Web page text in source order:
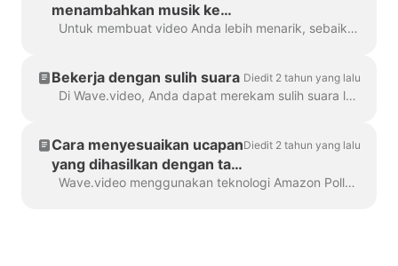
menambahkan musik ke
video saya?
Untuk membuat video Anda lebih menarik, sebaiknya tambahkan trek audio ke dalamnya. Untuk menambahkan musik atau audio apa pun, klik trek audio di timeline...
Bekerja dengan sulih suara Diedit 2 tahun yang lalu
Di Wave.video, Anda dapat merekam sulih suara langsung di editor, saat membuat video. Klik pada trek audio dan pilih Rekam Suara: Sulih Suara 7...
Cara menyesuaikan ucapan
yang dihasilkan dengan tag
SSML
Diedit 2 tahun yang lalu
Wave.video menggunakan teknologi Amazon Polly untuk menghasilkan trek audio dari teks. Terkadang, hasil default tidak sempurna, dan Anda mungkin ingin menyetel...